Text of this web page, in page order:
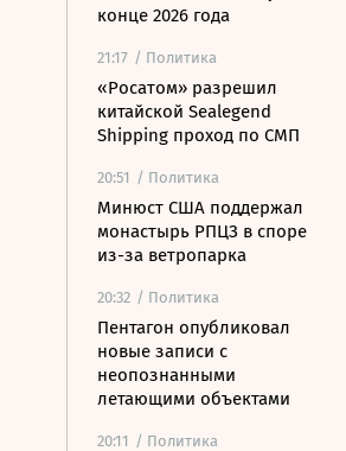
конце 2026 года
21:17 / Политика
«Росатом» разрешил
китайской Sealegend
Shipping проход по СМП
20:51 / Политика
Минюст США поддержал
монастырь РПЦЗ в споре
из-за ветропарка
20:32 / Политика
Пентагон опубликовал
новые записи с
неопознанными
летающими объектами
20:11 / Политика